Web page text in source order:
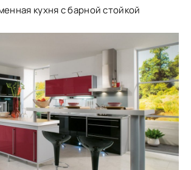
кухня с барной стойкой